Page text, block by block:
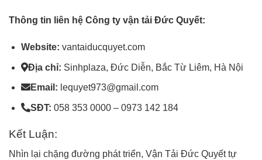
Thông tin liên hệ Công ty vận tải Đức Quyết:
Website: vantaiducquyet.com
Địa chỉ: Sinhplaza, Đức Diễn, Bắc Từ Liêm, Hà Nội
Email: lequyet973@gmail.com
SĐT: 058 353 0000 – 0973 142 184
Kết Luận:
Nhìn lại chặng đường phát triển, Vận Tải Đức Quyết tự